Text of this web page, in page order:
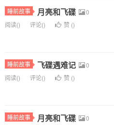
睡前故事 月亮和飞碟
0
阅读() 评论() 赞 ()
睡前故事 飞碟遇难记
0
阅读() 评论() 赞 ()
睡前故事 月亮和飞碟
0